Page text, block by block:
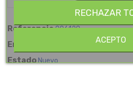
Referencia006129
En stock
EstadoNuevo
RECHAZAR
ACEPTO